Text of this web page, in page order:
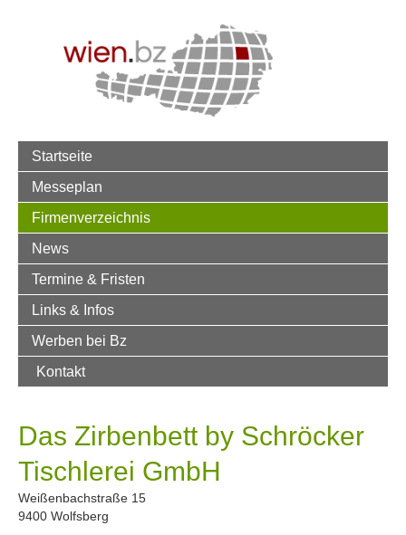
Startseite
Messeplan
Firmenverzeichnis
News
Termine & Fristen
Links & Infos
Werben bei Bz
Kontakt
Das Zirbenbett by Schröcker
Tischlerei GmbH
Weißenbachstraße 15
9400 Wolfsberg